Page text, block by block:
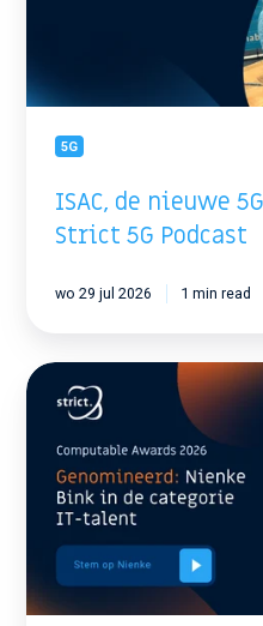
5G
5G
ISAC, de nieuwe
Strict 5G Podcast
wo 29 jul 2026 1 min read
Nienke
Bink
genomineerd
voor
Computable
Awards
2026